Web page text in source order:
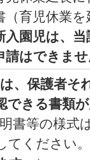
（育児休業
入園児は、
請はできま
、保護者そ
できる書類
書等の様式
てください